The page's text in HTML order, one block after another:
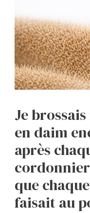
Je
en daim
après
cordonnier
que
faisait au